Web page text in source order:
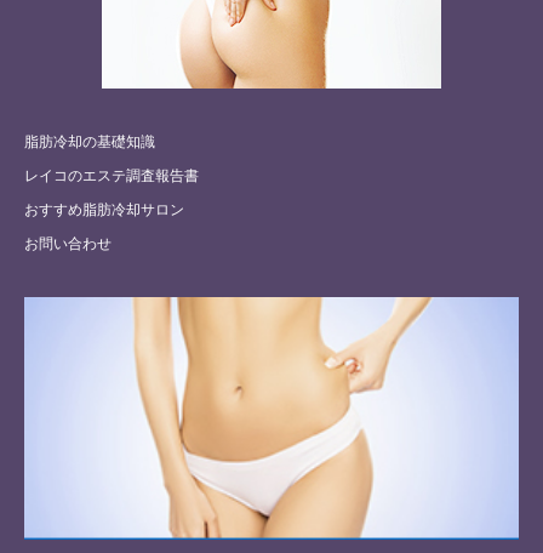
脂肪冷却の基礎知識
レイコのエステ調査報告書
おすすめ脂肪冷却サロン
お問い合わせ